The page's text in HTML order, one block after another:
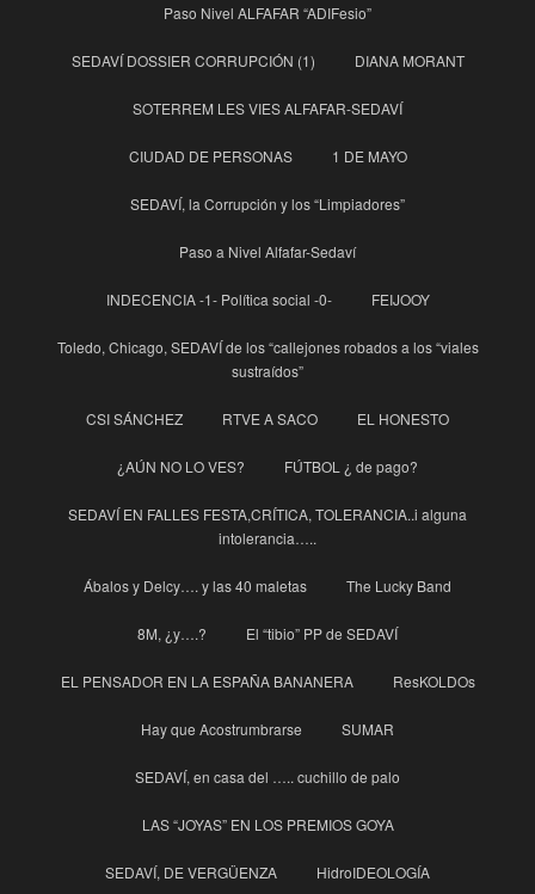
Paso Nivel ALFAFAR “ADIFesio”
SEDAVÍ DOSSIER CORRUPCIÓN (1) DIANA MORANT
SOTERREM LES VIES ALFAFAR-SEDAVÍ
CIUDAD DE PERSONAS 1 DE MAYO
SEDAVÍ, la Corrupción y los “Limpiadores”
Paso a Nivel Alfafar-Sedaví
INDECENCIA -1- Política social -0- FEIJOOY
Toledo, Chicago, SEDAVÍ de los “callejones robados a los “viales
sustraídos”
CSI SÁNCHEZ RTVE A SACO EL HONESTO
¿AÚN NO LO VES? FÚTBOL ¿ de pago?
SEDAVÍ EN FALLES FESTA,CRÍTICA, TOLERANCIA..i alguna
intolerancia…..
Ábalos y Delcy…. y las 40 maletas The Lucky Band
8M, ¿y….? El “tibio” PP de SEDAVÍ
EL PENSADOR EN LA ESPAÑA BANANERA ResKOLDOs
Hay que Acostrumbrarse SUMAR
SEDAVÍ, en casa del ….. cuchillo de palo
LAS “JOYAS” EN LOS PREMIOS GOYA
SEDAVÍ, DE VERGÜENZA HidroIDEOLOGÍA